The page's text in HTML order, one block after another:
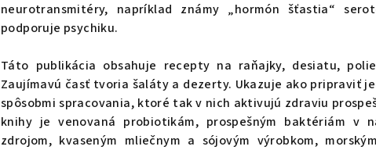
neurotransmitéry, napríklad známy „hormón šťastia“
podporuje psychiku.
Táto publikácia obsahuje recepty na raňajky, desiatu,
Zaujímavú časť tvoria šaláty a dezerty. Ukazuje ako pripraviť
spôsobmi spracovania, ktoré tak v nich aktivujú zdraviu
knihy je venovaná probiotikám, prospešným baktériám v
zdrojom, kvaseným mliečnym a sójovým výrobkom,